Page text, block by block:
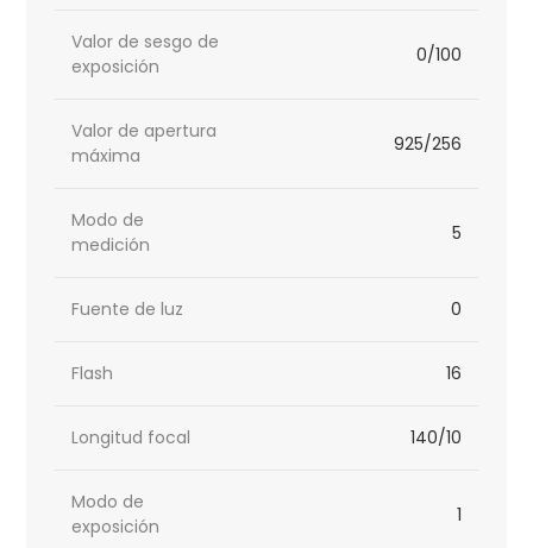
Valor de sesgo de
exposición
0/100
Valor de apertura
máxima
925/256
Modo de
medición
5
Fuente de luz 0
Flash 16
Longitud focal 140/10
Modo de
exposición
1